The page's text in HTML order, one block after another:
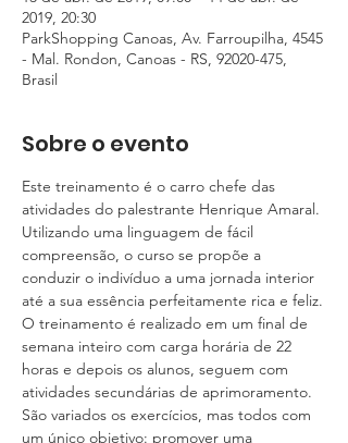
2019, 20:30
ParkShopping Canoas, Av. Farroupilha, 4545
- Mal. Rondon, Canoas - RS, 92020-475,
Brasil
Sobre o evento
Este treinamento é o carro chefe das
atividades do palestrante Henrique Amaral.
Utilizando uma linguagem de fácil
compreensão, o curso se propõe a
conduzir o indivíduo a uma jornada interior
O treinamento é realizado em um final de
semana inteiro com carga horária de 22
horas e depois os alunos, seguem com
atividades secundárias de aprimoramento.
São variados os exercícios, mas todos com
um único objetivo: promover uma